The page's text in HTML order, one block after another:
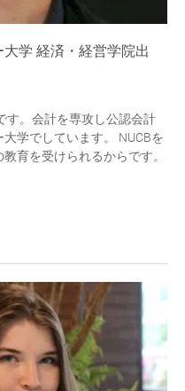
学 経済・経営学院出
す。会計を専攻し公認会計
学でしています。 NUCBを
育を受けられるからです。